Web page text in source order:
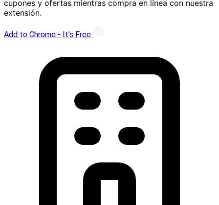
cupones y ofertas mientras compra en línea con nuestra
extensión.
Add to Chrome - It's Free